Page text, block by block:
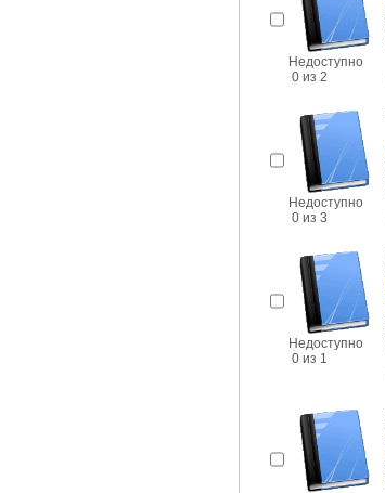
Недоступно
0 из 2
Недоступно
0 из 3
Недоступно
0 из 1